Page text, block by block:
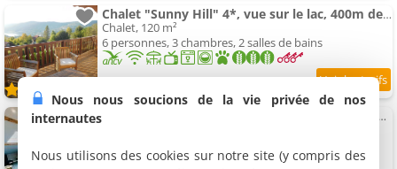
Chalet "Sunny Hill" 4*, vue sur le lac, 400m des pistes de ski
Chalet, 120 m²
6 personnes, 3 chambres, 2 salles de bains
Appartement Spacieux moderne calme - Hypercentre Gérardmer
Nous nous soucions de la vie privée de nos
internautes
Nous utilisons des cookies sur notre site (y compris des